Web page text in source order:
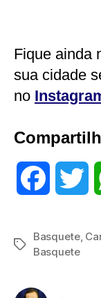
Fique ainda
sua cidade
no
Tags
Basquete,
Basquete